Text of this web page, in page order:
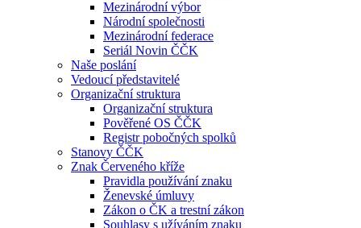
Mezinárodní výbor
Národní společnosti
Mezinárodní federace
Seriál Novin ČČK
Naše poslání
Vedoucí představitelé
Organizační struktura
Organizační struktura
Pověřené OS ČČK
Registr pobočných spolků
Stanovy ČČK
Znak Červeného kříže
Pravidla používání znaku
Ženevské úmluvy
Zákon o ČK a trestní zákon
Souhlasy s užíváním znaku